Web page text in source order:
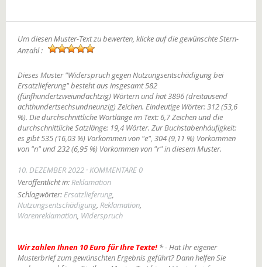
Um diesen Muster-Text zu bewerten, klicke auf die gewünschte Stern-
Anzahl :
Dieses Muster "Widerspruch gegen Nutzungsentschädigung bei
Ersatzlieferung" besteht aus insgesamt 582
(fünfhundertzweiundachtzig) Wörtern und hat 3896 (dreitausend
achthundertsechsundneunzig) Zeichen. Eindeutige Wörter: 312 (53,6
%). Die durchschnittliche Wortlänge im Text: 6,7 Zeichen und die
durchschnittliche Satzlänge: 19,4 Wörter. Zur Buchstabenhäufigkeit:
es gibt 535 (16,03 %) Vorkommen von "e", 304 (9,11 %) Vorkommen
von "n" und 232 (6,95 %) Vorkommen von "r" in diesem Muster.
10. DEZEMBER 2022 KOMMENTARE 0
Veröffentlicht in:Reklamation
Schlagwörter:Ersatzlieferung,
Nutzungsentschädigung, Reklamation,
Warenreklamation, Widerspruch
Wir zahlen Ihnen 10 Euro für Ihre Texte! * - Hat Ihr eigener
Musterbrief zum gewünschten Ergebnis geführt? Dann helfen Sie